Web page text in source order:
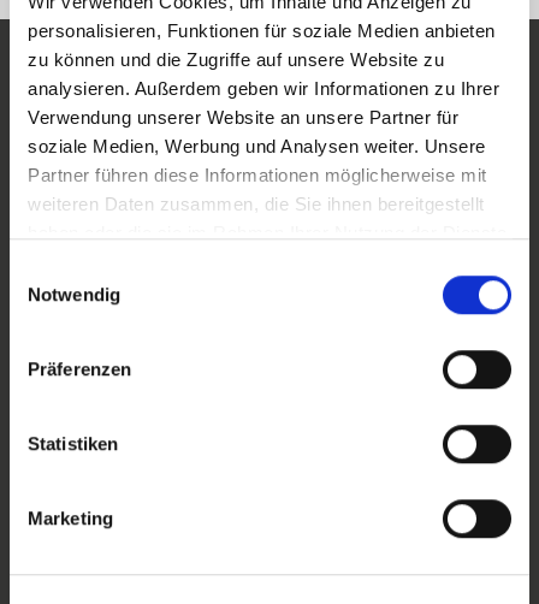
personalisieren, Funktionen für soziale Medien anbieten
zu können und die Zugriffe auf unsere Website zu
analysieren. Außerdem geben wir Informationen zu Ihrer
Verwendung unserer Website an unsere Partner für
soziale Medien, Werbung und Analysen weiter. Unsere
Partner führen diese Informationen möglicherweise mit
weiteren Daten zusammen, die Sie ihnen bereitgestellt
Notwendig
Präferenzen
Statistiken
Marketing
Vertrauen Sie auf unser
regionales Netzwerk und
unsere Vertriebsstärke
unverbindlich
Wir freuen uns auf Sie und Ihre Immobilie.